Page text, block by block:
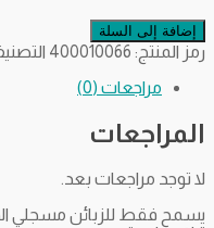
إضافة إلى السلة
رمز المنتج: 400010066
مراجعات (0)
المراجعات
لا توجد مراجعات بعد.
يسمح فقط للزبائن مسجلي